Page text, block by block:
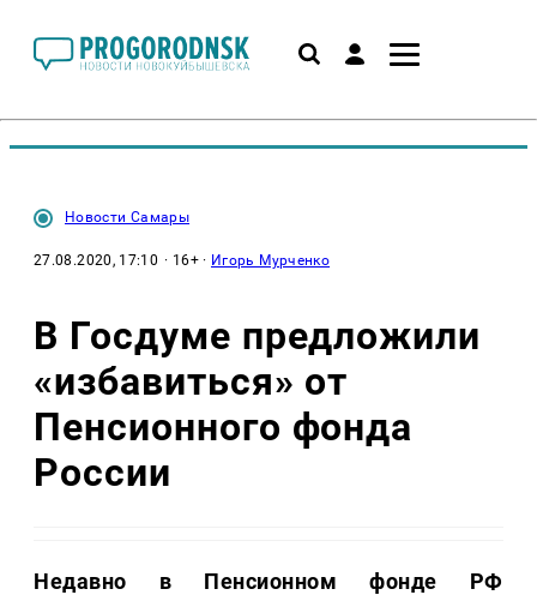
Новости Самары
27.08.2020, 17:10 · 16+ · Игорь Мурченко
В Госдуме предложили
«избавиться» от
Пенсионного фонда
России
Недавно в Пенсионном фонде РФ